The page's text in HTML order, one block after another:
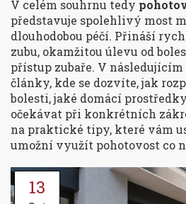
V celém souhrnu tedy
představuje spolehlivý most
dlouhodobou péčí. Přináší
zubu, okamžitou úlevu od
přístup zubaře. V následujícím
články, kde se dozvíte, jak
bolesti, jaké domácí
očekávat při konkrétních
na praktické tipy, které vám
umožní využít pohotovost co
13